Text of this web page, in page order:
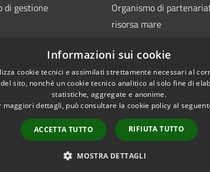
di gestione
Organismo di
risorsa mare
Copyright ©
Informazioni sui cookie
cookie tecnici e assimilati strettamente necessari al
sito, nonché un cookie tecnico analitico al solo fine di
statistiche, aggregate e anonime.
maggiori dettagli, può consultare la cookie policy al
ACCETTA TUTTO RIFIUTA TUTTO
MOSTRA DETTAGLI